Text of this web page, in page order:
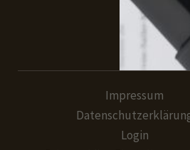
Impressum
Login